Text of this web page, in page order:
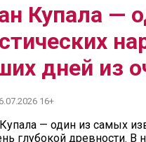
Купала —
дней из
16+
— один из самых
глубокой древности.